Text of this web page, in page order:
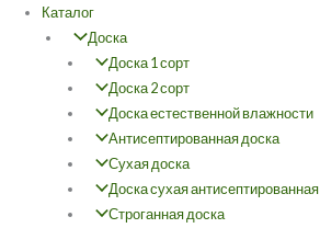
Каталог
Доска
Доска 1 сорт
Доска 2 сорт
Доска естественной влажности
Антисептированная доска
Сухая доска
Доска сухая антисептированная
Строганная доска